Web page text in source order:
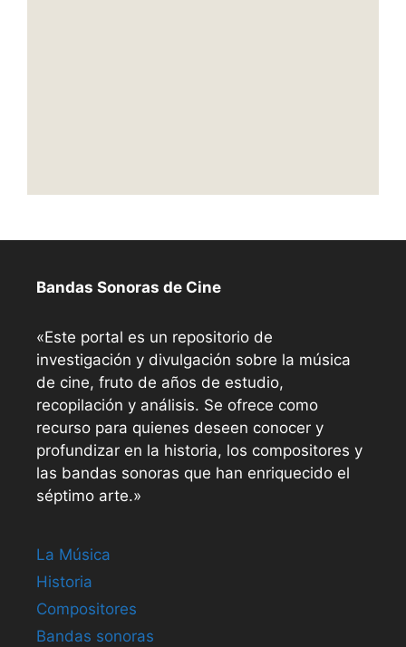
Bandas Sonoras de Cine
«Este portal es un repositorio de
investigación y divulgación sobre la música
de cine, fruto de años de estudio,
recopilación y análisis. Se ofrece como
recurso para quienes deseen conocer y
profundizar en la historia, los compositores y
las bandas sonoras que han enriquecido el
séptimo arte.»
La Música
Historia
Compositores
Bandas sonoras